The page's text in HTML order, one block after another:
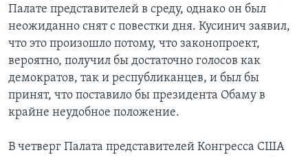
Палате представителей в среду, однако он был
неожиданно снят с повестки дня. Кусинич заявил,
что это произошло потому, что законопроект,
вероятно, получил бы достаточно голосов как
демократов, так и республиканцев, и был бы
принят, что поставило бы президента Обаму в
крайне неудобное положение.
В четверг Палата представителей Конгресса США